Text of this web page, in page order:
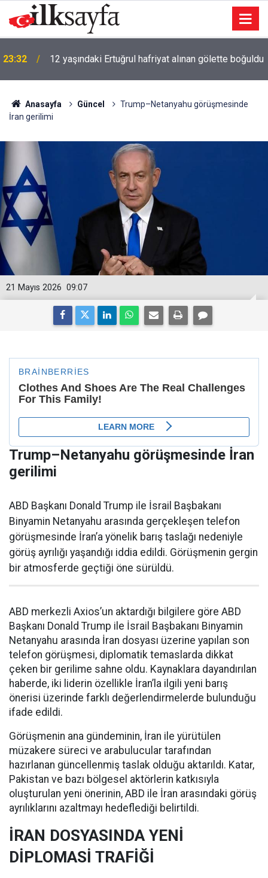
23:32 12 yaşındaki Ertuğrul hafriyat alınan gölette boğuldu
Anasayfa Güncel
Trump–Netanyahu görüşmesinde
İran gerilimi
09:07
21 Mayıs 2026
Trump–Netanyahu görüşmesinde İran
gerilimi
ABD Başkanı Donald Trump ile İsrail Başbakanı
Binyamin Netanyahu arasında gerçekleşen telefon
görüşmesinde İran’a yönelik barış taslağı nedeniyle
görüş ayrılığı yaşandığı iddia edildi. Görüşmenin gergin
bir atmosferde geçtiği öne sürüldü.
ABD merkezli Axios’un aktardığı bilgilere göre ABD
Başkanı Donald Trump ile İsrail Başbakanı Binyamin
Netanyahu arasında İran dosyası üzerine yapılan son
telefon görüşmesi, diplomatik temaslarda dikkat
çeken bir gerilime sahne oldu. Kaynaklara dayandırılan
haberde, iki liderin özellikle İran’la ilgili yeni barış
önerisi üzerinde farklı değerlendirmelerde bulunduğu
ifade edildi.
Görüşmenin ana gündeminin, İran ile yürütülen
müzakere süreci ve arabulucular tarafından
hazırlanan güncellenmiş taslak olduğu aktarıldı. Katar,
Pakistan ve bazı bölgesel aktörlerin katkısıyla
oluşturulan yeni önerinin, ABD ile İran arasındaki görüş
ayrılıklarını azaltmayı hedeflediği belirtildi.
İRAN DOSYASINDA YENİ
DİPLOMASİ TRAFİĞİ